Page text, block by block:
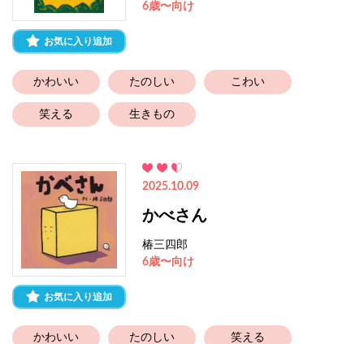
お気に入り追加
6歳〜向け
かわいい たのしい こわい
笑える 生きもの
お気に入り追加
2025.10.09
かべさん
椿三四郎
6歳〜向け
かわいい たのしい 笑える